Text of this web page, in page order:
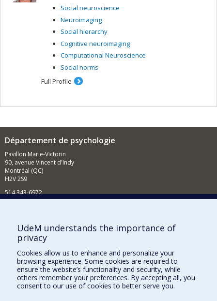
Social neuroscience
Neuroimaging
Social hierarchy
Cognitive neuroimaging
Computational Neuroscience
Social norms
Full Profile
Département de psychologie
Pavillon Marie-Victorin
90, avenue Vincent d'Indy
Montréal (QC)
H2V 2S9
514 343-6972
Comment soutenir le Département?
BESOIN D'AIDE?
Plan du site
Signaler une erreur
Accessibilité
UdeM understands the importance of
privacy
Cookies allow us to enhance and personalize your
browsing experience. Some cookies are required to
ensure the website’s functionality and security, while
others remember your preferences. By accepting all, you
consent to our use of cookies to better serve you.